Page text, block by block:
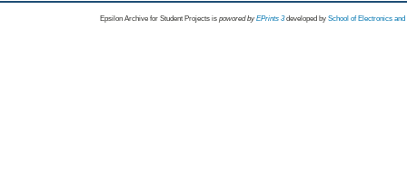
Epsilon Archive for Student Projects is powored byEPrints 3 developed by School of Electronics